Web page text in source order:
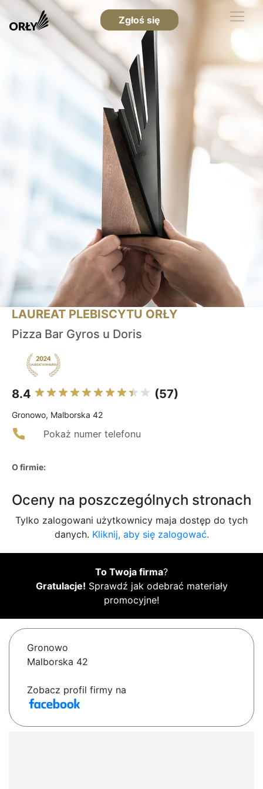
Zgłoś się
LAUREAT PLEBISCYTU ORŁY
Pizza Bar Gyros u Doris
8.4 (57)
Gronowo, Malborska 42
Pokaż numer telefonu
O firmie:
Oceny na poszczególnych stronach
Tylko zalogowani użytkownicy maja dostęp do tych
danych. Kliknij, aby się zalogować.
To Twoja firma?
Gratulacje! Sprawdź jak odebrać materiały
promocyjne!
Gronowo
Malborska 42
Zobacz profil firmy na